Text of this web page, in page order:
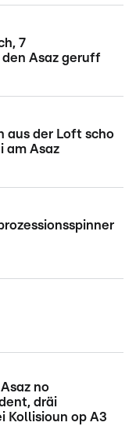
7
Asaz geruff
aus der Loft scho
am Asaz
no
dräi
Kollisioun op A3